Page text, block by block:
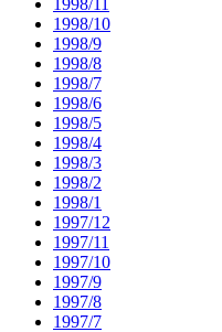
1998/10
1998/9
1998/8
1998/7
1998/6
1998/5
1998/4
1998/3
1998/2
1998/1
1997/12
1997/11
1997/10
1997/9
1997/8
1997/7